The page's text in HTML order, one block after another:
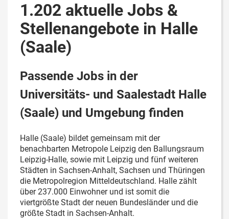
1.202 aktuelle Jobs &
Stellenangebote in Halle
(Saale)
Passende Jobs in der
Universitäts- und Saalestadt Halle
(Saale) und Umgebung finden
Halle (Saale) bildet gemeinsam mit der
benachbarten Metropole Leipzig den Ballungsraum
Leipzig-Halle, sowie mit Leipzig und fünf weiteren
Städten in Sachsen-Anhalt, Sachsen und Thüringen
die Metropolregion Mitteldeutschland. Halle zählt
über 237.000 Einwohner und ist somit die
viertgrößte Stadt der neuen Bundesländer und die
größte Stadt in Sachsen-Anhalt.